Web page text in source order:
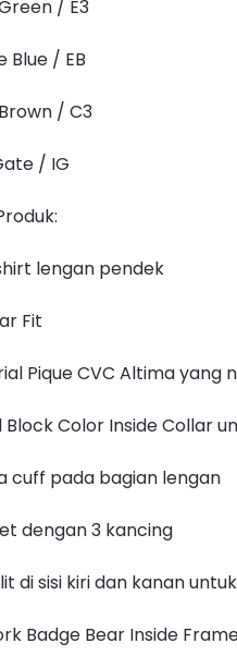
/ E3
Blue / EB
/ C3
/ IG
lengan pendek
Fit
Pique CVC Altima
Block Color Inside Collar
cuff pada bagian lengan
dengan 3 kancing
di sisi kiri dan kanan
Badge Bear Inside